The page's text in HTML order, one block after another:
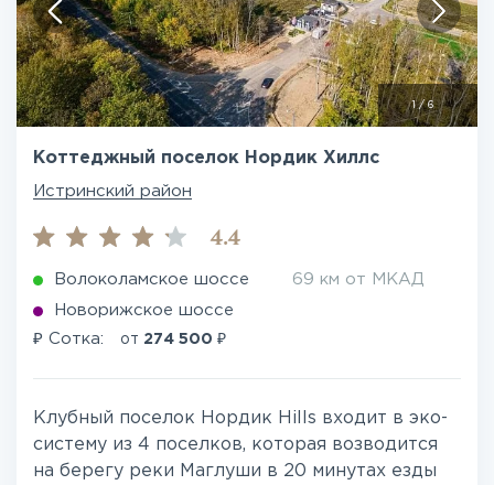
1/6
Коттеджный поселок Нордик Хиллс
Истринский район
4.4
Волоколамское шоссе 69 км от МКАД
Новорижское шоссе
₽ Сотка: от 274 500 ₽
Клубный поселок Нордик Hills входит в эко-
систему из 4 поселков, которая возводится
на берегу реки Маглуши в 20 минутах езды